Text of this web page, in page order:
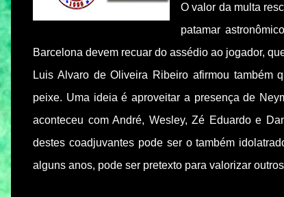
O valor da multa
patamar
Barcelona devem recuar do assédio ao jogador,
Luis Alvaro de Oliveira Ribeiro afirmou também
peixe. Uma ideia é aproveitar a presença de
aconteceu com André, Wesley, Zé Eduardo e
destes coadjuvantes pode ser o também
alguns anos, pode ser pretexto para valorizar